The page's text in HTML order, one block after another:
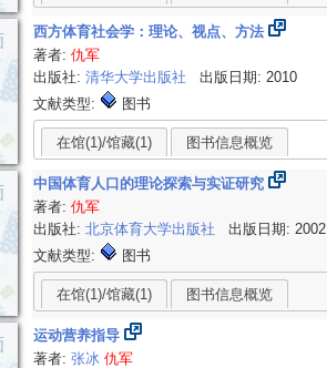
西方体育社会学：理论、视点、方法
著者:仇军
出版社:清华大学出版社
出版日期: 2010
文献类型:
图书
在馆(1)/馆藏(1) 图书信息概览
中国体育人口的理论探索与实证研究
著者:仇军
出版社:北京体育大学出版社
出版日期: 2002
文献类型:
图书
在馆(1)/馆藏(1) 图书信息概览
运动营养指导
著者:张冰仇军